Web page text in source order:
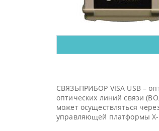
СВЯЗЬПРИБОР VISA USB –
оптических линий связи
может осуществляться
управляющей платформы X-